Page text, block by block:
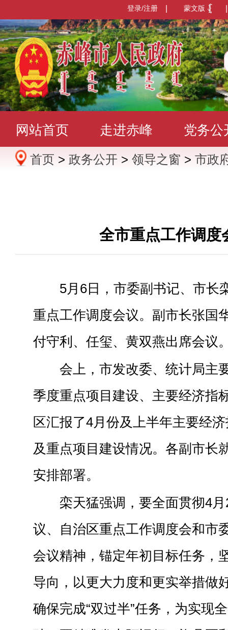
蒙文版
登录/注册
网站首页 走进赤峰 党务公
办事服务 政民互动 数据发
首页 > 政务公开 > 领导之窗 > 市政
全市重点工作调度
5月6日，市委副书记、市长
重点工作调度会议。副市长张国
付守利、任玺、黄双燕出席会议
会上，市发改委、统计局主
季度重点项目建设、主要经济指
区汇报了4月份及上半年主要经
及重点项目建设情况。各副市长
安排部署。
栾天猛强调，要全面贯彻4
议、自治区重点工作调度会和市
会议精神，锚定年初目标任务，
导向，以更大力度和更实举措做
确保完成“双过半”任务，为实现